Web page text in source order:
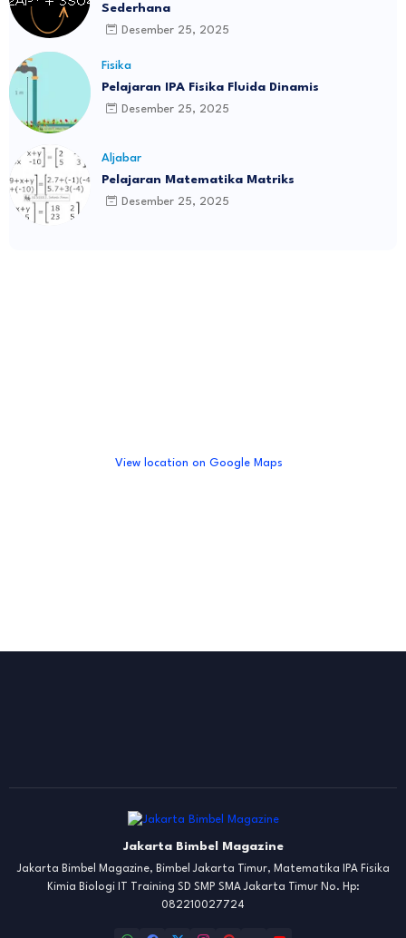
Sederhana
Desember 25, 2025
Fisika
Pelajaran IPA Fisika Fluida Dinamis
Desember 25, 2025
Aljabar
Pelajaran Matematika Matriks
Desember 25, 2025
View location on Google Maps
Jakarta Bimbel Magazine
Jakarta Bimbel Magazine, Bimbel Jakarta Timur, Matematika IPA Fisika
Kimia Biologi IT Training SD SMP SMA Jakarta Timur No. Hp:
082210027724